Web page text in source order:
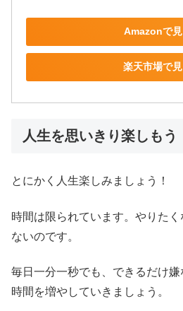
Amazonで
楽天市場で
人生を思いきり楽しもう
とにかく人生楽しみましょう！
時間は限られています。やりた
ないのです。
毎日一分一秒でも、できるだけ
時間を増やしていきましょう。